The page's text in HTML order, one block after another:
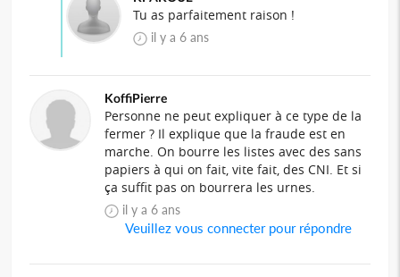
Tu as parfaitement raison !
il y a 6 ans
KoffiPierre
Personne ne peut expliquer à ce type de la
fermer ? Il explique que la fraude est en
marche. On bourre les listes avec des sans
papiers à qui on fait, vite fait, des CNI. Et si
ça suffit pas on bourrera les urnes.
il y a 6 ans
Veuillez vous connecter pour répondre